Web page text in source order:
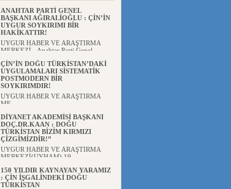
ANAHTAR PARTİ GENEL
BAŞKANI AĞIRALİOĞLU : ÇİN’İN
UYGUR SOYKIRIMI BİR
HAKİKATTIR!
UYGUR HABER VE ARAŞTIRMA
MERKEZİ Anahtar Parti Genel
ÇİN’İN DOĞU TÜRKİSTAN’DAKİ
UYGULAMALARI SİSTEMATİK
POSTMODERN BİR
SOYKIRIMDIR!
UYGUR HABER VE ARAŞTIRMA
ME...
DİYANET AKADEMİSİ BAŞKANI
DOÇ.DR.KAAN : DOĞU
TÜRKİSTAN BİZİM KIRMIZI
ÇİZGİMİZDİR!”
UYGUR HABER VE ARAŞTIRMA
MERKEZİ(UYHAM) 19...
150 YILDIR KAYNAYAN YARAMIZ
: ÇİN İŞGALİNDEKİ DOĞU
TÜRKİSTAN